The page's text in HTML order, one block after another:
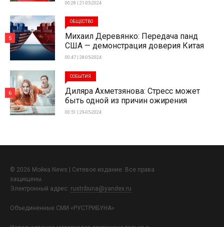
00:28 | 21-05-2024
ОБЩЕСТВО
Михаил Деревянко: Передача панд
США — демонстрация доверия Китая
00:47 | 28-05-2024
5
СОБЫТИЯ
Диляра Ахметзянова: Стресс может
быть одной из причин ожирения
00:51 | 29-05-2024
6
© 2026 Мойка News | Сетевое издание. Все права
защищены.
Электронный адрес: rustribuna@yandex.ru
Объединенные СМИ «РУСТРИБУНА»